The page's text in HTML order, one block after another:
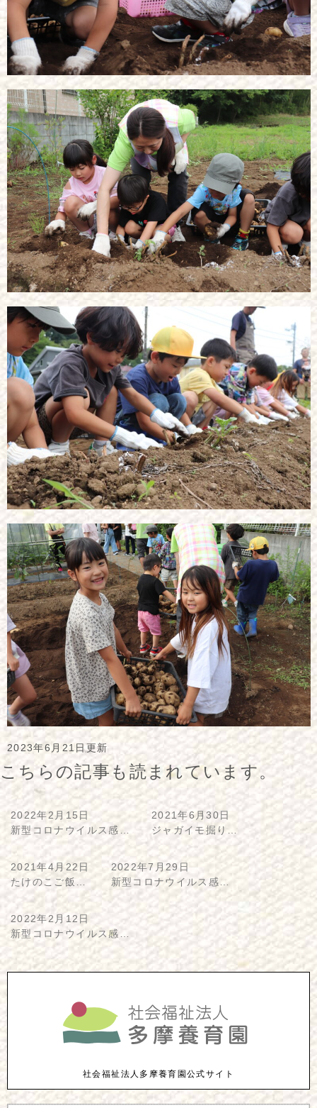
2023年6月21日更新
こちらの記事も読まれています。
2022年2月15日
新型コロナウイルス感…
2021年6月30日
ジャガイモ掘り…
2021年4月22日
たけのこご飯…
2022年7月29日
新型コロナウイルス感…
2022年2月12日
新型コロナウイルス感…
社会福祉法人多摩養育園公式サイト